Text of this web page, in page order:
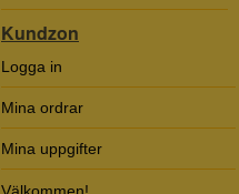
Kundzon
Logga in
Mina ordrar
Mina uppgifter
Välkommen!